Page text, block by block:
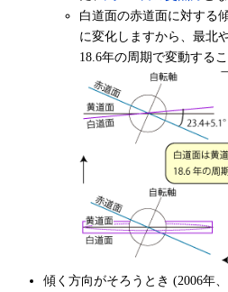
白道面の赤道面に対する
に変化しますから、最北
18.6年の周期で変動する
傾く方向がそろうとき (2006年